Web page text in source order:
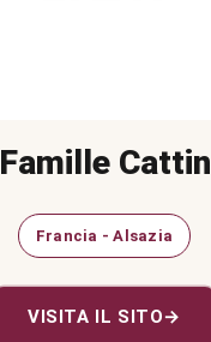
Famille Cattin
Francia - Alsazia
VISITA IL SITO→